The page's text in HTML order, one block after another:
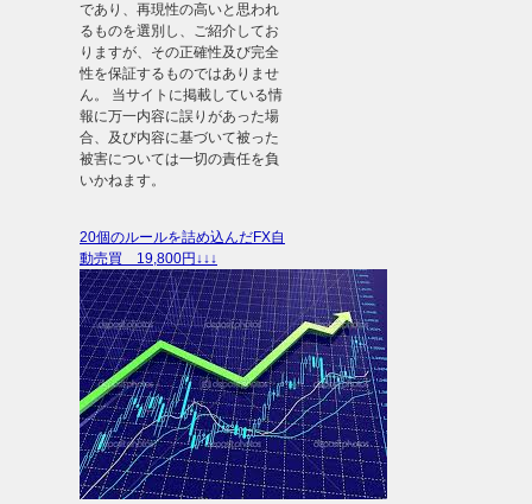
であり、再現性の高いと思われ
るものを選別し、ご紹介してお
りますが、その正確性及び完全
性を保証するものではありませ
ん。 当サイトに掲載している情
報に万一内容に誤りがあった場
合、及び内容に基づいて被った
被害については一切の責任を負
いかねます。
20個のルールを詰め込んだFX自
動売買 19,800円↓↓↓